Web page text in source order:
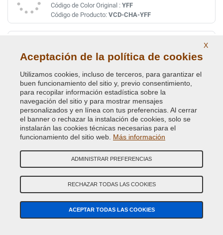
Código de Color Original : YFF
Código de Producto: VCD-CHA-YFF
Código de Color Original : PTW
LUXURY/RUGGER BROWN MET.
Código de Color Original :GTW
Código de Producto:
VCD-CHA-GTW
MACHINE CRYSTAL/ GRAPHITE MET.
Código de Color Original :PDR/06
Código de Producto:VCD-CHA-PDR/06
MAGNESIUM/VERT MET.
Código de Color Original :BPK
Código de Producto:VCD-CHA-BPK
X
Aceptación de la política de cookies
Utilizamos cookies, incluso de terceros, para garantizar el
buen funcionamiento del sitio y, previo consentimiento,
para recopilar información estadística sobre la
navegación del sitio y para mostrar mensajes
personalizados y en línea con tus preferencias. Al cerrar
el banner o rechazar la instalación de cookies, solo se
instalarán las cookies técnicas necesarias para el
funcionamiento del sitio web. Más información
ADMINISTRAR PREFERENCIAS
RECHAZAR TODAS LAS COOKIES
ACEPTAR TODAS LAS COOKIES